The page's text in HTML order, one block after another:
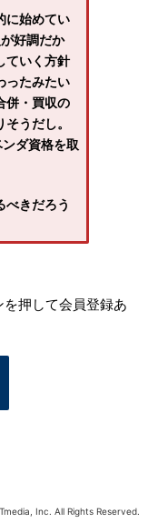
に始めてい
好調だか
ていく方針
ったみたい
併・買収の
うだし。
ダ資格を取
べきだろう
押して会員登録あ
Inc. All Rights Reserved.